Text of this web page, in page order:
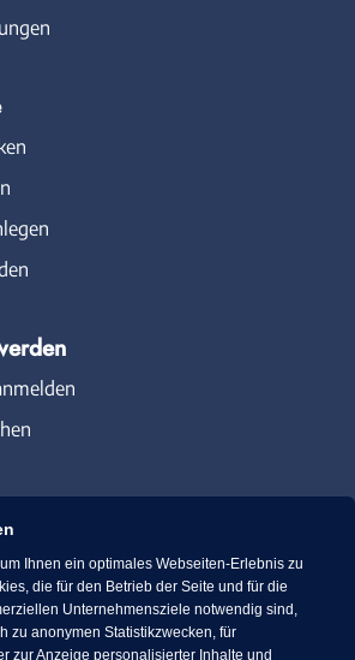
Bauen.de
Ihnen ein optimales Webseiten-Erlebnis zu
die für den Betrieb der Seite und für die
Unternehmensziele notwendig sind,
zu anonymen Statistikzwecken, für
zur Anzeige personalisierter Inhalte und